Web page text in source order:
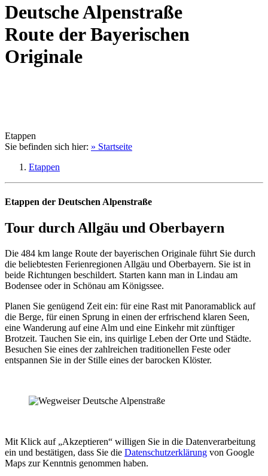
DeutscheAlpenstraße
Route der Bayerischen
Originale
Etappen
Sie befinden sich hier: » Startseite
Etappen
Etappen der Deutschen Alpenstraße
Tour durch Allgäu und Oberbayern
Die 484 km lange Route der bayerischen Originale führt Sie durch
die beliebtesten Ferienregionen Allgäu und Oberbayern. Sie ist in
beide Richtungen beschildert. Starten kann man in Lindau am
Bodensee oder in Schönau am Königssee.
Planen Sie genügend Zeit ein: für eine Rast mit Panoramablick auf
die Berge, für einen Sprung in einen der erfrischend klaren Seen,
eine Wanderung auf eine Alm und eine Einkehr mit zünftiger
Brotzeit. Tauchen Sie ein, ins quirlige Leben der Orte und Städte.
Besuchen Sie eines der zahlreichen traditionellen Feste oder
entspannen Sie in der Stille eines der barocken Klöster.
Mit Klick auf „Akzeptieren“ willigen Sie in die Datenverarbeitung
ein und bestätigen, dass Sie die Datenschutzerklärung von Google
Maps zur Kenntnis genommen haben.